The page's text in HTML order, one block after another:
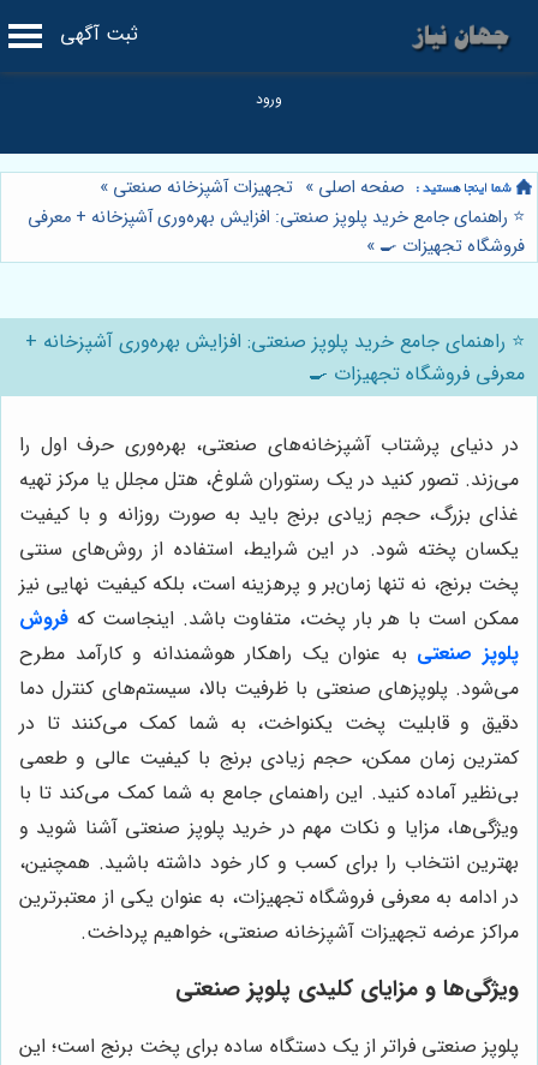
ثبت آگهی
صفحه اصلی » تجهیزات آشپزخانه صنعتی »
⭐️ راهنمای جامع خرید پلوپز صنعتی: افزایش بهره‌وری آشپزخانه + معرفی
فروشگاه تجهیزات 🍳 »
⭐️ راهنمای جامع خرید پلوپز صنعتی: افزایش بهره‌وری آشپزخانه +
معرفی فروشگاه تجهیزات 🍳
در دنیای پرشتاب آشپزخانه‌های صنعتی، بهره‌وری حرف اول را
می‌زند. تصور کنید در یک رستوران شلوغ، هتل مجلل یا مرکز تهیه
غذای بزرگ، حجم زیادی برنج باید به صورت روزانه و با کیفیت
یکسان پخته شود. در این شرایط، استفاده از روش‌های سنتی
پخت برنج، نه تنها زمان‌بر و پرهزینه است، بلکه کیفیت نهایی نیز
ممکن است با هر بار پخت، متفاوت باشد. اینجاست که فروش
پلوپز صنعتی به عنوان یک راهکار هوشمندانه و کارآمد مطرح
می‌شود. پلوپزهای صنعتی با ظرفیت بالا، سیستم‌های کنترل دما
دقیق و قابلیت پخت یکنواخت، به شما کمک می‌کنند تا در
کمترین زمان ممکن، حجم زیادی برنج با کیفیت عالی و طعمی
بی‌نظیر آماده کنید. این راهنمای جامع به شما کمک می‌کند تا با
ویژگی‌ها، مزایا و نکات مهم در خرید پلوپز صنعتی آشنا شوید و
بهترین انتخاب را برای کسب و کار خود داشته باشید. همچنین،
در ادامه به معرفی فروشگاه تجهیزات، به عنوان یکی از معتبرترین
مراکز عرضه تجهیزات آشپزخانه صنعتی، خواهیم پرداخت.
ویژگی‌ها و مزایای کلیدی پلوپز صنعتی
پلوپز صنعتی فراتر از یک دستگاه ساده برای پخت برنج است؛ این